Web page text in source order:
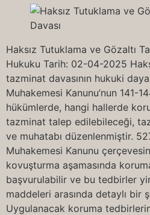
Haksız Tutuklama ve Gözaltı
Hukuku Tarih: 02-04-2025
tazminat davasının hukuki
Muhakemesi Kanunu’nun 141-
hükümlerde, hangi hallerde
tazminat talep edilebileceği,
ve muhatabı düzenlenmiştir.
Muhakemesi Kanunu
kovuşturma aşamasında
başvurulabilir ve bu tedbirler
maddeleri arasında detaylı bir
Uygulanacak koruma